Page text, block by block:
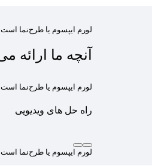
لورم ایپسوم یا طرح‌نما است
آنچه ما ارائه
لورم ایپسوم یا طرح‌نما است
راه حل های ویدیویی
لورم ایپسوم یا طرح‌نما است